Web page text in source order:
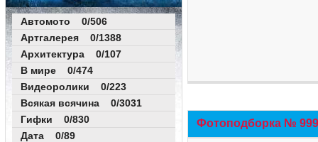
Автомото 0/506
Артгалерея 0/1388
Архитектура 0/107
В мире 0/474
Видеоролики 0/223
Всякая всячина 0/3031
Гифки 0/830
Дата 0/89
Фотоподборка №